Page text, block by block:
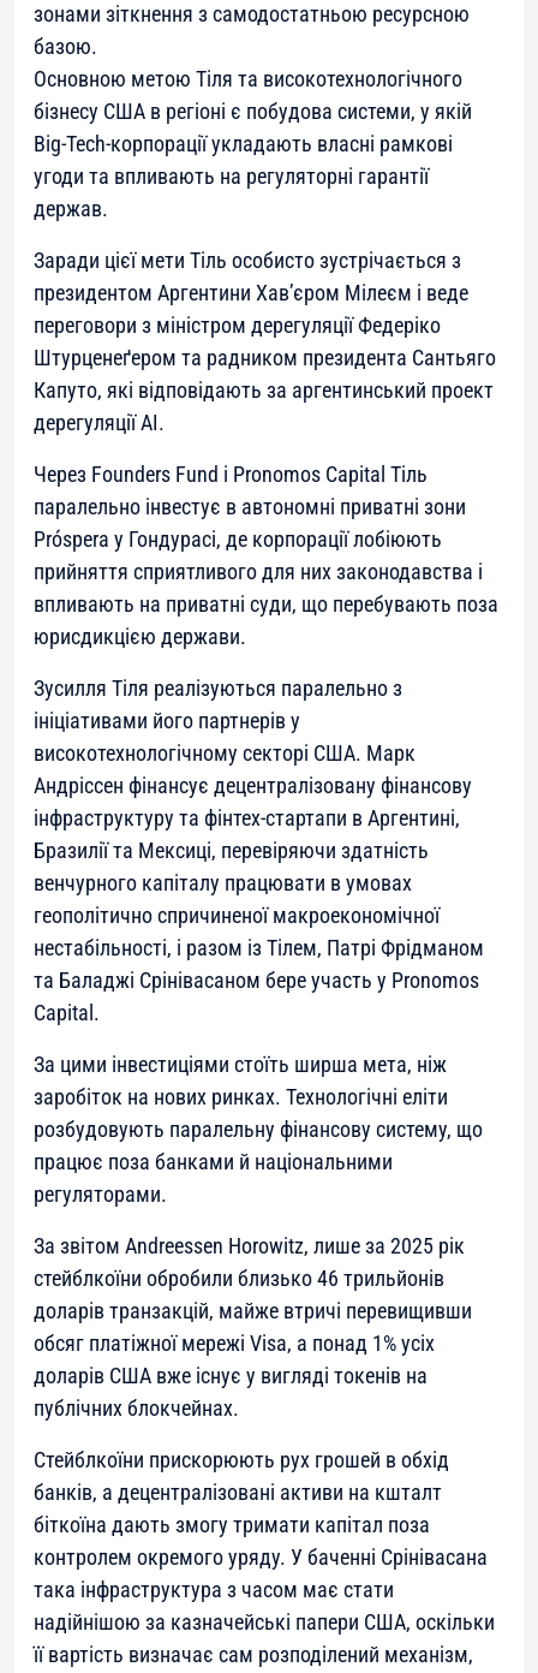
зонами зіткнення з самодостатньою ресурсною
базою.
Основною метою Тіля та високотехнологічного
бізнесу США в регіоні є побудова системи, у якій
Big-Tech-корпорації укладають власні рамкові
угоди та впливають на регуляторні гарантії
держав.
Заради цієї мети Тіль особисто зустрічається з
президентом Аргентини Хав’єром Мілеєм і веде
переговори з міністром дерегуляції Федеріко
Штурценеґером та радником президента Сантьяго
Капуто, які відповідають за аргентинський проект
дерегуляції AI.
Через Founders Fund і Pronomos Capital Тіль
паралельно інвестує в автономні приватні зони
Próspera у Гондурасі, де корпорації лобіюють
прийняття сприятливого для них законодавства і
впливають на приватні суди, що перебувають поза
юрисдикцією держави.
Зусилля Тіля реалізуються паралельно з
ініціативами його партнерів у
високотехнологічному секторі США. Марк
Андріссен фінансує децентралізовану фінансову
інфраструктуру та фінтех-стартапи в Аргентині,
Бразилії та Мексиці, перевіряючи здатність
венчурного капіталу працювати в умовах
геополітично спричиненої макроекономічної
нестабільності, і разом із Тілем, Патрі Фрідманом
та Баладжі Срінівасаном бере участь у Pronomos
Capital.
За цими інвестиціями стоїть ширша мета, ніж
заробіток на нових ринках. Технологічні еліти
розбудовують паралельну фінансову систему, що
працює поза банками й національними
регуляторами.
За звітом Andreessen Horowitz, лише за 2025 рік
стейблкоїни обробили близько 46 трильйонів
доларів транзакцій, майже втричі перевищивши
обсяг платіжної мережі Visa, а понад 1% усіх
доларів США вже існує у вигляді токенів на
публічних блокчейнах.
Стейблкоїни прискорюють рух грошей в обхід
банків, а децентралізовані активи на кшталт
біткоїна дають змогу тримати капітал поза
контролем окремого уряду. У баченні Срінівасана
така інфраструктура з часом має стати
надійнішою за казначейські папери США, оскільки
її вартість визначає сам розподілений механізм,